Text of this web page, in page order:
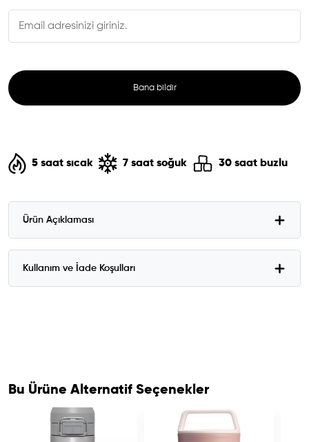
Bana bildir
5 saat sıcak 7 saat soğuk 30 saat buzlu
Ürün Açıklaması
Kullanım ve İade Koşulları
Bu Ürüne Alternatif Seçenekler